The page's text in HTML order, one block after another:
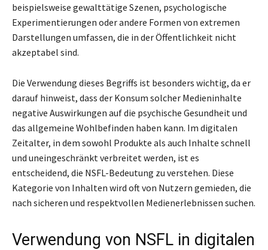
beispielsweise gewalttätige Szenen, psychologische
Experimentierungen oder andere Formen von extremen
Darstellungen umfassen, die in der Öffentlichkeit nicht
akzeptabel sind.
Die Verwendung dieses Begriffs ist besonders wichtig, da er
darauf hinweist, dass der Konsum solcher Medieninhalte
negative Auswirkungen auf die psychische Gesundheit und
das allgemeine Wohlbefinden haben kann. Im digitalen
Zeitalter, in dem sowohl Produkte als auch Inhalte schnell
und uneingeschränkt verbreitet werden, ist es
entscheidend, die NSFL-Bedeutung zu verstehen. Diese
Kategorie von Inhalten wird oft von Nutzern gemieden, die
nach sicheren und respektvollen Medienerlebnissen suchen.
Verwendung von NSFL in digitalen